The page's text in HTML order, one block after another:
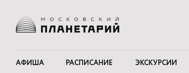
АФИША РАСПИСАНИЕ ЭКСКУРСИИ